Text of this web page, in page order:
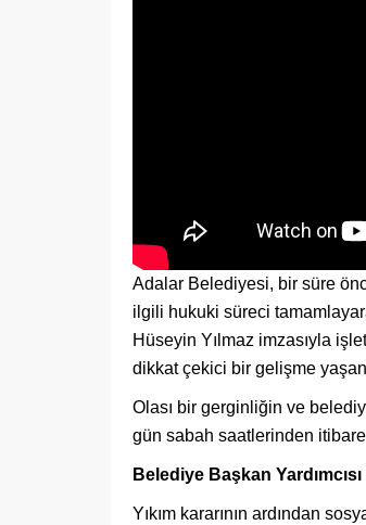
Adalar Belediyesi, bir süre
ilgili hukuki süreci
Hüseyin Yılmaz imzasıyla
dikkat çekici bir gelişme
Olası bir gerginliğin ve
gün sabah saatlerinden
Belediye Başkan
Yıkım kararının ardından